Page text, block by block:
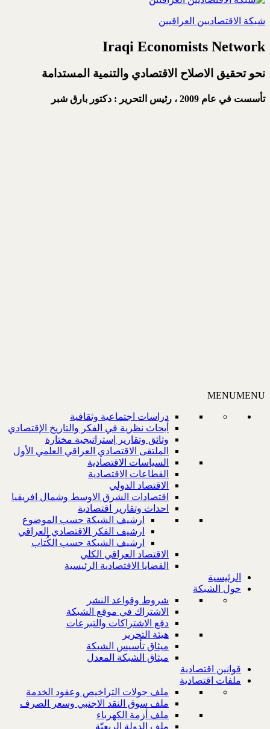
شبكة الاقتصاديين العراقيين
Iraqi Economists Network
نحو تحقيق الاصلاح الاقتصادي والتنمية المستدامة
تأسست في عام 2009 ، رئيس التحرير : دكتور بارق شبر
MENUMENU
دراسات اجتماعية وثقافية
أبحاث نظرية في الفكر والتاريخ الإقتصادي
وثائق وتقارير إستراتيجية مختارة
الملتقى الاقتصادي العراقي العلمي الأول
السياسات الاقتصادية
القطاعات الاقتصادية
الاقتصاد الدولي
اقتصادات الشرق الاوسط وشمال افريقيا
احداث وتقارير اقتصادية
ارشيف الشبكة حسب الموضوع
ارشيف الفكر الاقتصادي العراقي
ارشيف الشبكة حسب الكُتاب
الاقتصاد العراقي الكلي
القضايا الاقتصادية الرئيسية
الرئيسية
حول الشبكة
شروط وقواعد النشر
الاشتراك في موقع الشبكة
دفع الاشتراكات والتبرعات
هيئة التحرير
ميثاق تأسيس الشبكة
ميثاق الشبكة المعدل
قوانين اقتصادية
ملفات اقتصادية
ملف جولات التراخيص وعقود الخدمة
ملف سوق النقد الاجنبي وسعر الصرف
ملف أزمة الكهرباء
ملف الدولة الريعيّة